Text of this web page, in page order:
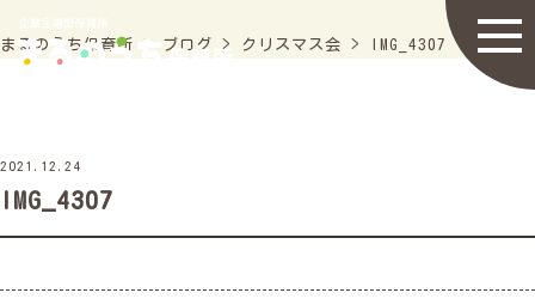
まるのうち保育所 >ブログ > クリスマス会 > IMG_4307
2021.12.24
IMG_4307